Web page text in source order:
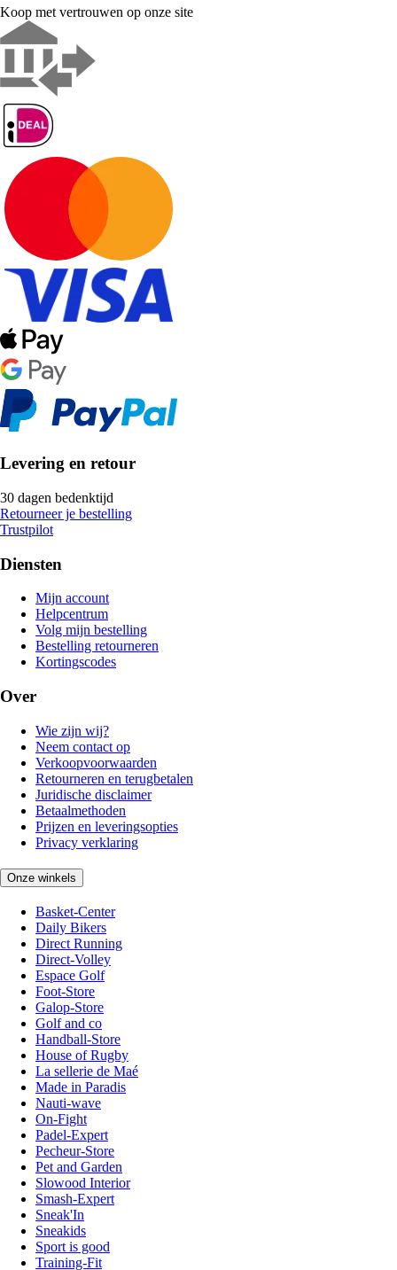
Koop met vertrouwen op onze site
Levering en retour
30 dagen bedenktijd
Retourneer je bestelling
Trustpilot
Diensten
Mijn account
Helpcentrum
Volg mijn bestelling
Bestelling retourneren
Kortingscodes
Over
Wie zijn wij?
Neem contact op
Verkoopvoorwaarden
Retourneren en terugbetalen
Juridische disclaimer
Betaalmethoden
Prijzen en leveringsopties
Privacy verklaring
Onze winkels
Basket-Center
Daily Bikers
Direct Running
Direct-Volley
Espace Golf
Foot-Store
Galop-Store
Golf and co
Handball-Store
House of Rugby
La sellerie de Maé
Made in Paradis
Nauti-wave
On-Fight
Padel-Expert
Pecheur-Store
Pet and Garden
Slowood Interior
Smash-Expert
Sneak'In
Sneakids
Sport is good
Training-Fit